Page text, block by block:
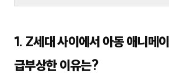
1. Z세대 사이에서 아동 애니메
급부상한 이유는?